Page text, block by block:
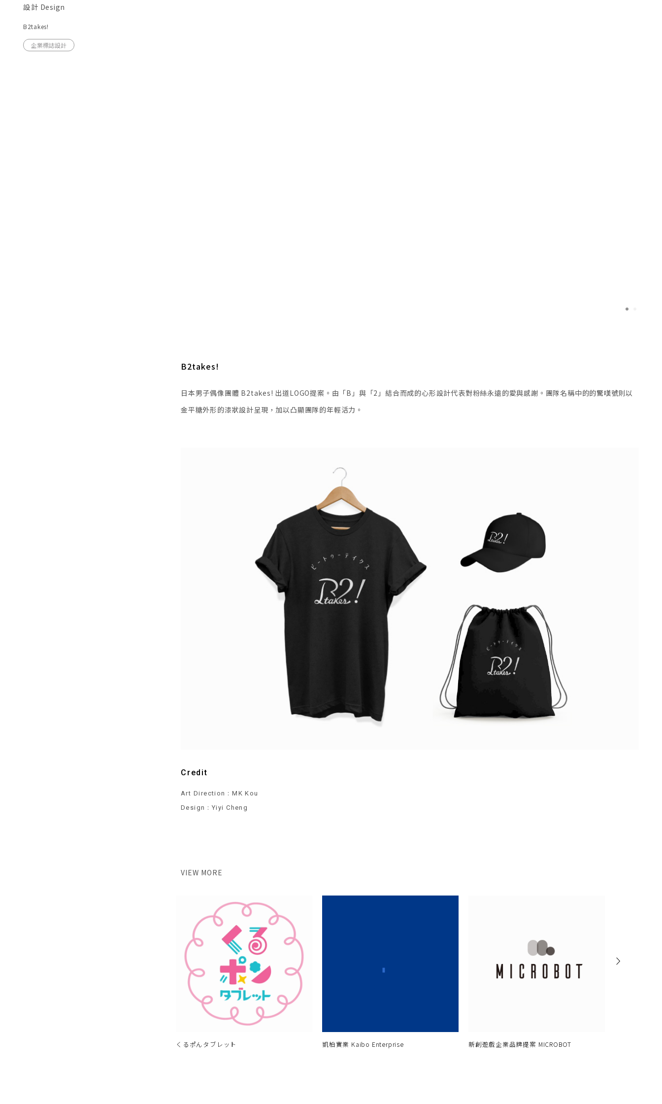
設計 Design
B2takes!
企業標誌設計
B2takes!
日本男子偶像團體 B2takes! 出道LOGO提案。由「B」與「2」結合而成的心形設計代表對粉絲永遠的愛與感謝。團隊名稱中的的驚嘆號則以
金平糖外形的漆狀設計呈現，加以凸顯團隊的年輕活力。
Credit
Art Direction :MK Kou
Design : Yiyi Cheng
VIEW MORE
くるポんタブレット 凱柏實業 Kaibo Enterprise 新創遊戲企業品牌提案 MICROBOT